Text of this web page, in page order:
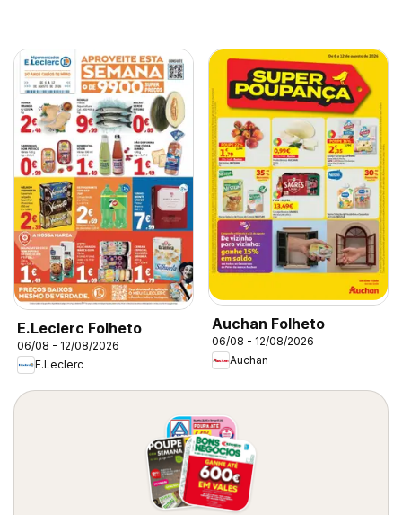
E.Leclerc Folheto
06/08 - 12/08/2026
E.Leclerc
Auchan Folheto
06/08 - 12/08/2026
Auchan